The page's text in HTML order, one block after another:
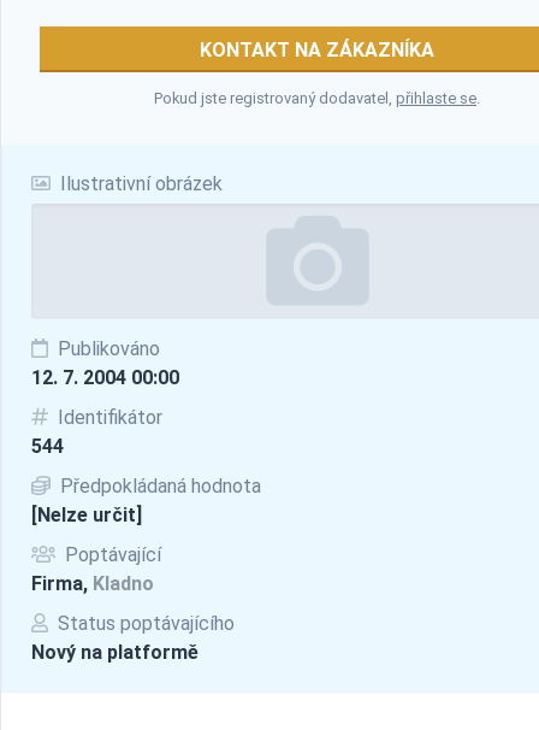
Ilustrativní obrázek
Publikováno
12. 7. 2004 00:00
Identifikátor
544
Předpokládaná hodnota
[Nelze určit]
Poptávající
Firma, Kladno
Status poptávajícího
Nový na platformě
KONTAKT NA ZÁKAZNÍKA
Pokud jste registrovaný dodavatel, přihlaste se.